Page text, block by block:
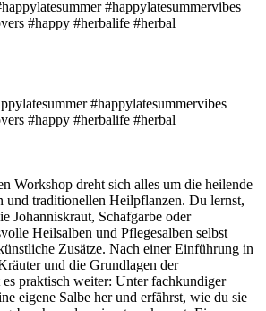
#happylatesummervibes
#happy #herbalife #herbal